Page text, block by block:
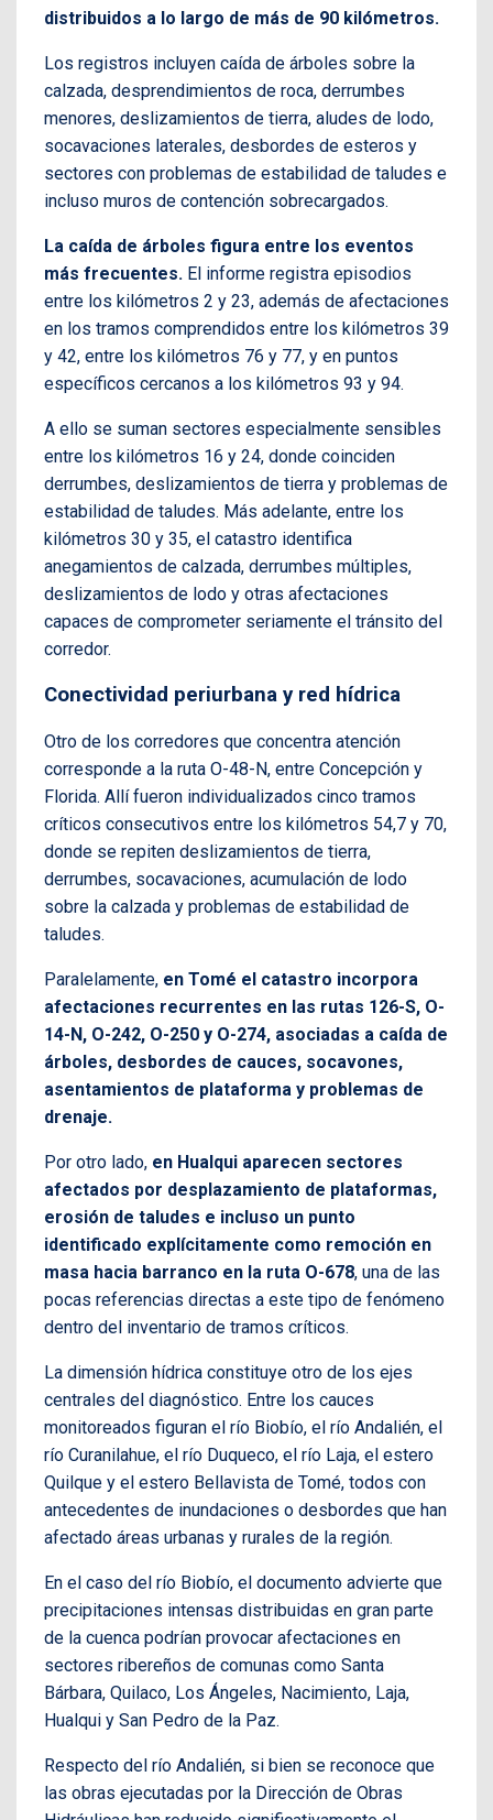
distribuidos a lo largo de más de 90 kilómetros.
Los registros incluyen caída de árboles sobre la
calzada, desprendimientos de roca, derrumbes
menores, deslizamientos de tierra, aludes de lodo,
socavaciones laterales, desbordes de esteros y
sectores con problemas de estabilidad de taludes e
incluso muros de contención sobrecargados.
La caída de árboles figura entre los eventos
más frecuentes. El informe registra episodios
entre los kilómetros 2 y 23, además de afectaciones
en los tramos comprendidos entre los kilómetros 39
y 42, entre los kilómetros 76 y 77, y en puntos
específicos cercanos a los kilómetros 93 y 94.
A ello se suman sectores especialmente sensibles
entre los kilómetros 16 y 24, donde coinciden
derrumbes, deslizamientos de tierra y problemas de
estabilidad de taludes. Más adelante, entre los
kilómetros 30 y 35, el catastro identifica
anegamientos de calzada, derrumbes múltiples,
deslizamientos de lodo y otras afectaciones
capaces de comprometer seriamente el tránsito del
corredor.
Conectividad periurbana y red hídrica
Otro de los corredores que concentra atención
corresponde a la ruta O-48-N, entre Concepción y
Florida. Allí fueron individualizados cinco tramos
críticos consecutivos entre los kilómetros 54,7 y 70,
donde se repiten deslizamientos de tierra,
derrumbes, socavaciones, acumulación de lodo
sobre la calzada y problemas de estabilidad de
taludes.
Paralelamente, en Tomé el catastro incorpora
afectaciones recurrentes en las rutas 126-S, O-
14-N, O-242, O-250 y O-274, asociadas a caída de
árboles, desbordes de cauces, socavones,
asentamientos de plataforma y problemas de
drenaje.
Por otro lado, en Hualqui aparecen sectores
afectados por desplazamiento de plataformas,
erosión de taludes e incluso un punto
identificado explícitamente como remoción en
masa hacia barranco en la ruta O-678, una de las
pocas referencias directas a este tipo de fenómeno
dentro del inventario de tramos críticos.
La dimensión hídrica constituye otro de los ejes
centrales del diagnóstico. Entre los cauces
monitoreados figuran el río Biobío, el río Andalién, el
río Curanilahue, el río Duqueco, el río Laja, el estero
Quilque y el estero Bellavista de Tomé, todos con
antecedentes de inundaciones o desbordes que han
afectado áreas urbanas y rurales de la región.
En el caso del río Biobío, el documento advierte que
precipitaciones intensas distribuidas en gran parte
de la cuenca podrían provocar afectaciones en
sectores ribereños de comunas como Santa
Bárbara, Quilaco, Los Ángeles, Nacimiento, Laja,
Hualqui y San Pedro de la Paz.
Respecto del río Andalién, si bien se reconoce que
las obras ejecutadas por la Dirección de Obras